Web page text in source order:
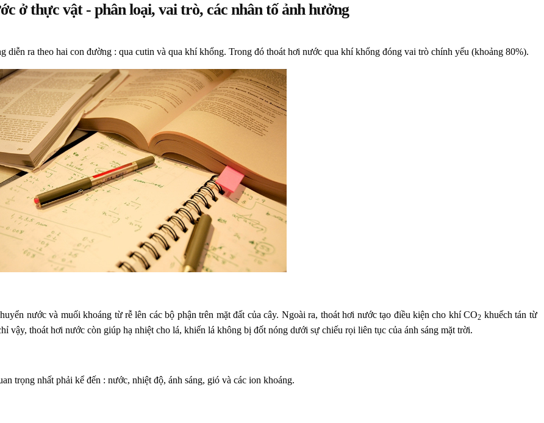
ở thực vật - phân loại, vai trò, các nhân tố ảnh hưởng
ra theo hai con đường : qua cutin và qua khí khổng. Trong đó thoát hơi nước qua khí khổng đóng vai trò chính yếu (khoảng 80%).
nước và muối khoáng từ rễ lên các bộ phận trên mặt đất của cây. Ngoài ra, thoát hơi nước tạo điều kiện cho khí CO2 khuếch tán từ
vậy, thoát hơi nước còn giúp hạ nhiệt cho lá, khiến lá không bị đốt nóng dưới sự chiếu rọi liên tục của ánh sáng mặt trời.
trọng nhất phải kể đến : nước, nhiệt độ, ánh sáng, gió và các ion khoáng.